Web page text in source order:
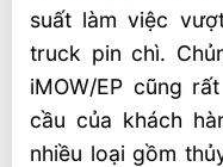
suất làm việc
truck pin chì.
iMOW/EP cũng
cầu của khách
nhiều loại gồm